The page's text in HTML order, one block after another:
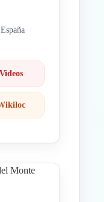
Videos